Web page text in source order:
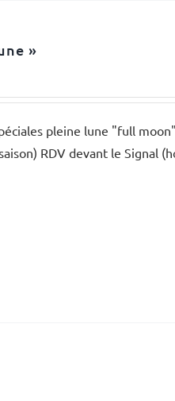
»
pleine lune "full
RDV devant le Signal